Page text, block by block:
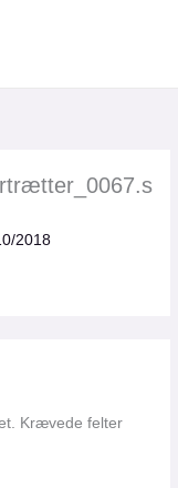
2018
Krævede felter